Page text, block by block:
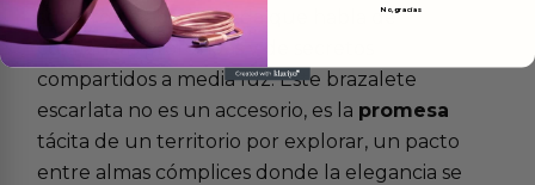
susurro de acero y seda que habla de
confianzas profundas y de secretos
compartidos a media luz. Este brazalete
escarlata no es un accesorio, es la promesa
tácita de un territorio por explorar, un pacto
entre almas cómplices donde la elegancia se
No, gracias